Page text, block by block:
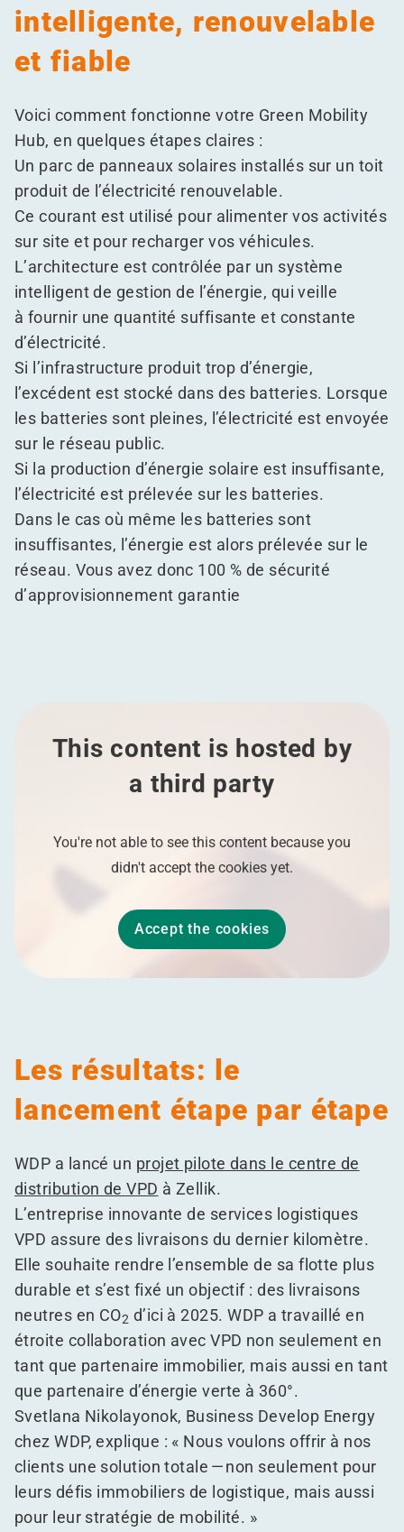
intelligente, renouvelable
et fiable
Voici comment fonctionne votre Green Mobility
Hub, en quelques étapes claires :
Un parc de panneaux solaires installés sur un toit
produit de l’électricité renouvelable.
Ce courant est utilisé pour alimenter vos activités
sur site et pour recharger vos véhicules.
L’architecture est contrôlée par un système
intelligent de gestion de l’énergie, qui veille
à fournir une quantité suffisante et constante
d’électricité.
Si l’infrastructure produit trop d’énergie,
l’excédent est stocké dans des batteries. Lorsque
les batteries sont pleines, l’électricité est envoyée
sur le réseau public.
Si la production d’énergie solaire est insuffisante,
l’électricité est prélevée sur les batteries.
Dans le cas où même les batteries sont
insuffisantes, l’énergie est alors prélevée sur le
réseau. Vous avez donc 100 % de sécurité
d’approvisionnement garantie
This content is hosted by
a third party
You're not able to see this content because you
didn't accept the cookies yet.
Accept the cookies
Les résultats: le
lancement étape par étape
WDP a lancé un projet pilote dans le centre de
distribution de VPD à Zellik.
L’entreprise innovante de services logistiques
VPD assure des livraisons du dernier kilomètre.
Elle souhaite rendre l’ensemble de sa flotte plus
durable et s’est fixé un objectif : des livraisons
neutres en CO2 d’ici à 2025. WDP a travaillé en
étroite collaboration avec VPD non seulement en
tant que partenaire immobilier, mais aussi en tant
que partenaire d’énergie verte à 360°.
Svetlana Nikolayonok, Business Develop Energy
chez WDP, explique : « Nous voulons offrir à nos
clients une solution totale — non seulement pour
leurs défis immobiliers de logistique, mais aussi
pour leur stratégie de mobilité. »